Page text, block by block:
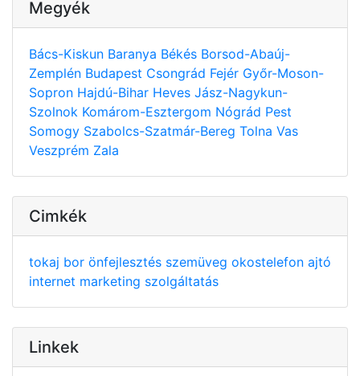
Megyék
Bács-Kiskun Baranya Békés Borsod-Abaúj-
Zemplén Budapest Csongrád Fejér Győr-Moson-
Sopron Hajdú-Bihar Heves Jász-Nagykun-
Szolnok Komárom-Esztergom Nógrád Pest
Somogy Szabolcs-Szatmár-Bereg Tolna Vas
Veszprém Zala
Cimkék
tokaj bor önfejlesztés szemüveg okostelefon ajtó
internet marketing szolgáltatás
Linkek